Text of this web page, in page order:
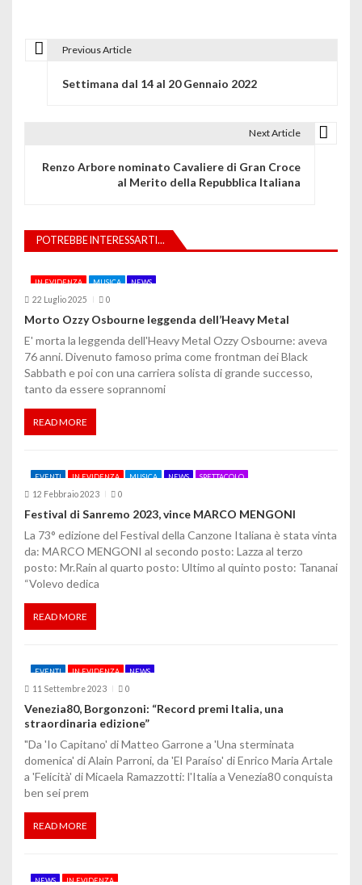
o
n
e
a
r
t
c
o
l
i
Previous Article
Settimana dal 14 al 20 Gennaio 2022
Next Article
Renzo Arbore nominato Cavaliere di Gran Croce
al Merito della Repubblica Italiana
POTREBBE INTERESSARTI...
IN EVIDENZA MUSICA NEWS
22 Luglio 2025 0
Morto Ozzy Osbourne leggenda dell’Heavy Metal
E' morta la leggenda dell'Heavy Metal Ozzy Osbourne: aveva
76 anni. Divenuto famoso prima come frontman dei Black
Sabbath e poi con una carriera solista di grande successo,
tanto da essere soprannomi
READ MORE
EVENTI IN EVIDENZA MUSICA NEWS SPETTACOLO
12 Febbraio 2023 0
Festival di Sanremo 2023, vince MARCO MENGONI
La 73° edizione del Festival della Canzone Italiana è stata vinta
da: MARCO MENGONI al secondo posto: Lazza al terzo
posto: Mr.Rain al quarto posto: Ultimo al quinto posto: Tananai
“Volevo dedica
READ MORE
EVENTI IN EVIDENZA NEWS
11 Settembre 2023 0
Venezia80, Borgonzoni: “Record premi Italia, una
straordinaria edizione”
"Da 'Io Capitano' di Matteo Garrone a 'Una sterminata
domenica' di Alain Parroni, da 'El Paraíso' di Enrico Maria Artale
a 'Felicità' di Micaela Ramazzotti: l'Italia a Venezia80 conquista
ben sei prem
READ MORE
NEWS IN EVIDENZA